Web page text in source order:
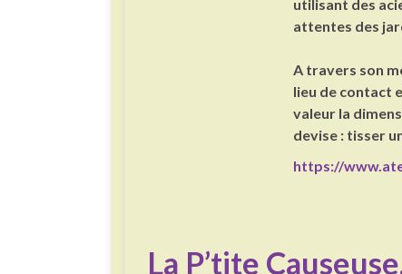
utilisant des
attentes des
A travers son
lieu de contact
valeur la
devise : tisser
https://
La P’tite